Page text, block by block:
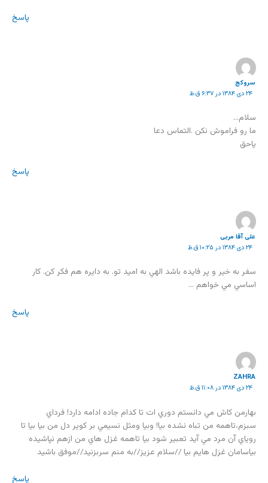
پاسخ
سروکج
۲۴ دی ۱۳۸۴ در ۶:۳۷ ق.ظ
سلام…
ما رو فراموش نکن .التماس دعا
ياحق
پاسخ
علی آقا مربی
۲۴ دی ۱۳۸۴ در ۱۰:۲۵ ق.ظ
سفر به خير و پر فايده باشد الهي به اميد تو. به دايره هم فکر کن. کار
اساسي مي خواهم …
پاسخ
ZAHRA
۲۴ دی ۱۳۸۴ در ۱۱:۰۸ ق.ظ
بهارمن کاش مي دانستم دوري ات تا کدام جاده ادامه دارد! فرداي
سبزم،تاهمه من تباه نشده بيا! وبيا ومثل نسيمي بر کوير دل من بيا بيا تا
روياي آن مرد مي آيد تعبير شود بيا تاهمه غزل هاي من ازهم نپاشيده
بياسامان غزل هايم بيا //سلام عزيز//به منم سربزنيد//موفق باشيد
پاسخ